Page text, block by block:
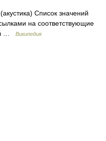
Список значений
на соответствующие
…
Википедия